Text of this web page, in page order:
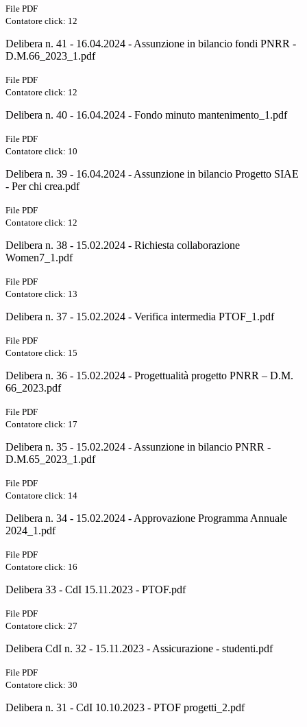
File PDF
Contatore click: 12
Delibera n. 41 - 16.04.2024 - Assunzione in bilancio fondi PNRR -
D.M.66_2023_1.pdf
File PDF
Contatore click: 12
Delibera n. 40 - 16.04.2024 - Fondo minuto mantenimento_1.pdf
File PDF
Contatore click: 10
Delibera n. 39 - 16.04.2024 - Assunzione in bilancio Progetto SIAE
- Per chi crea.pdf
File PDF
Contatore click: 12
Delibera n. 38 - 15.02.2024 - Richiesta collaborazione
Women7_1.pdf
File PDF
Contatore click: 13
Delibera n. 37 - 15.02.2024 - Verifica intermedia PTOF_1.pdf
File PDF
Contatore click: 15
Delibera n. 36 - 15.02.2024 - Progettualità progetto PNRR – D.M.
66_2023.pdf
File PDF
Contatore click: 17
Delibera n. 35 - 15.02.2024 - Assunzione in bilancio PNRR -
D.M.65_2023_1.pdf
File PDF
Contatore click: 14
Delibera n. 34 - 15.02.2024 - Approvazione Programma Annuale
2024_1.pdf
File PDF
Contatore click: 16
Delibera 33 - CdI 15.11.2023 - PTOF.pdf
File PDF
Contatore click: 27
Delibera CdI n. 32 - 15.11.2023 - Assicurazione - studenti.pdf
File PDF
Contatore click: 30
Delibera n. 31 - CdI 10.10.2023 - PTOF progetti_2.pdf